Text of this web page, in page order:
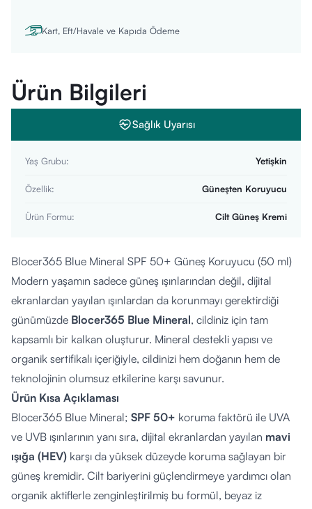
Kart, Eft/Havale ve Kapıda Ödeme
Ürün Bilgileri
Sağlık Uyarısı
Yaş Grubu: Yetişkin
Özellik: Güneşten Koruyucu
Ürün Formu: Cilt Güneş Kremi
Blocer365 Blue Mineral SPF 50+ Güneş Koruyucu (50 ml)
Modern yaşamın sadece güneş ışınlarından değil, dijital
ekranlardan yayılan ışınlardan da korunmayı gerektirdiği
günümüzde Blocer365 Blue Mineral, cildiniz için tam
kapsamlı bir kalkan oluşturur. Mineral destekli yapısı ve
organik sertifikalı içeriğiyle, cildinizi hem doğanın hem de
teknolojinin olumsuz etkilerine karşı savunur.
Ürün Kısa Açıklaması
Blocer365 Blue Mineral; SPF 50+ koruma faktörü ile UVA
ve UVB ışınlarının yanı sıra, dijital ekranlardan yayılan mavi
ışığa (HEV) karşı da yüksek düzeyde koruma sağlayan bir
güneş kremidir. Cilt bariyerini güçlendirmeye yardımcı olan
organik aktiflerle zenginleştirilmiş bu formül, beyaz iz